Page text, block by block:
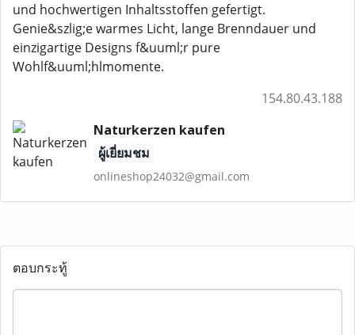
und hochwertigen Inhaltsstoffen gefertigt.
Genie&szlig;e warmes Licht, lange Brenndauer und
einzigartige Designs f&uuml;r pure
Wohlf&uuml;hlmomente.
154.80.43.188
Naturkerzen kaufen
ผู้เยี่ยมชม
onlineshop24032@gmail.com
ตอบกระทู้